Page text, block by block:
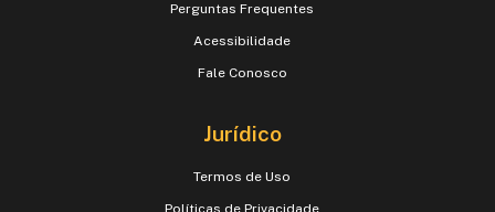
Perguntas Frequentes
Acessibilidade
Fale Conosco
Jurídico
Termos de Uso